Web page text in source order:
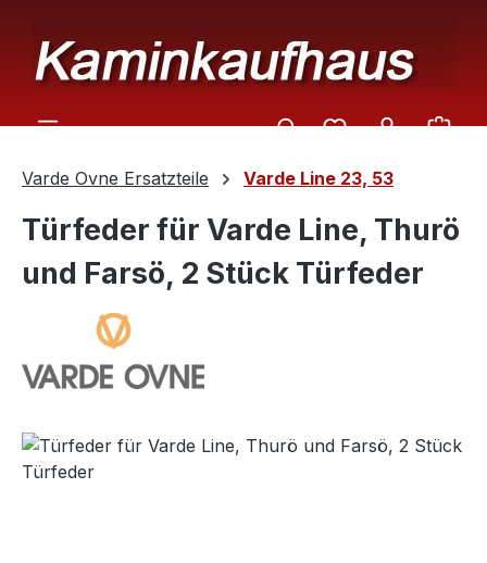
Varde Ovne Ersatzteile Varde Line 23, 53
Türfeder für Varde Line, Thurö
und Farsö, 2 Stück Türfeder
Bildergalerie überspringen